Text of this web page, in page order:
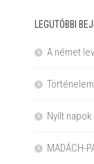
LEGUTÓBBI
A német
Nyílt
MADÁCH-